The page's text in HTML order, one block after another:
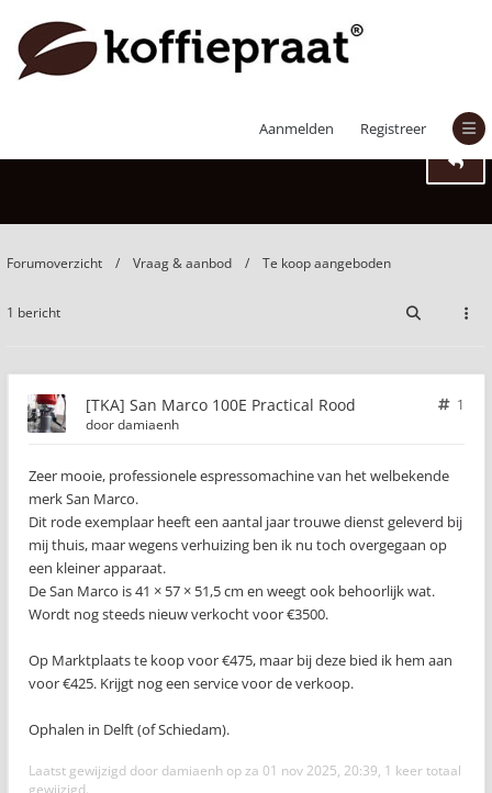
Aanmelden Registreer
[TKA] San Marco 100E Practical Rood
Forumoverzicht Vraag & aanbod Te koop aangeboden
1 bericht
[TKA] San Marco 100E Practical Rood
1
doordamiaenh
Zeer mooie, professionele espressomachine van het welbekende
merk San Marco.
Dit rode exemplaar heeft een aantal jaar trouwe dienst geleverd bij
mij thuis, maar wegens verhuizing ben ik nu toch overgegaan op
een kleiner apparaat.
De San Marco is 41 × 57 × 51,5 cm en weegt ook behoorlijk wat.
Wordt nog steeds nieuw verkocht voor €3500.
Op Marktplaats te koop voor €475, maar bij deze bied ik hem aan
voor €425. Krijgt nog een service voor de verkoop.
Ophalen in Delft (of Schiedam).
Laatst gewijzigd door damiaenh op za 01 nov 2025, 20:39, 1 keer totaal
gewijzigd.